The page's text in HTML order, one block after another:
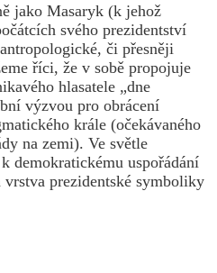
jako Masaryk (k jehož
svého prezidentství
či přesněji
říci, že v sobě propojuje
hlasatele „dne
výzvou pro obrácení
krále (očekávaného
na zemi). Ve světle
demokratickému uspořádání
prezidentské symboliky